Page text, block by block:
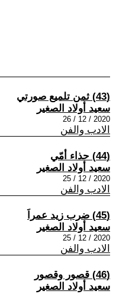
(43) ثمن تلميع صورتي
سعيد أولاد الصغير
2020 / 12 / 26
الادب والفن
(44) حذاء أمّي
سعيد أولاد الصغير
2020 / 12 / 25
الادب والفن
(45) ضرب زيد عمراَ
سعيد أولاد الصغير
2020 / 12 / 25
الادب والفن
(46) قصور وقصور
سعيد أولاد الصغير